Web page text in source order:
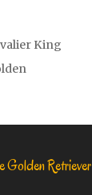
King
Golden Retriever